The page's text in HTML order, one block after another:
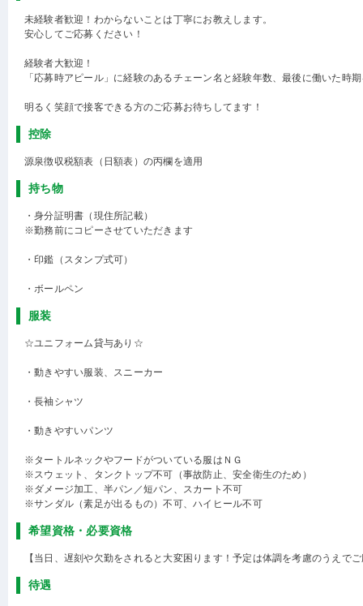
未経験者歓迎！わからないことは丁寧にお教えします。
安心してご応募ください！
経験者大歓迎！
「応募時アピール」に経験のあるチェーン名と経験年数、最後に働いた時
明るく笑顔で接客できる方のご応募お待ちしてます！
控除
源泉徴収税額表（日額表）の丙欄を適用
持ち物
・身分証明書（現住所記載）
※勤務前にコピーさせていただきます
・印鑑（スタンプ式可）
・ボールペン
服装
☆ユニフォーム貸与あり☆
・動きやすい服装、スニーカー
・長袖シャツ
・動きやすいパンツ
※タートルネックやフードがついている服はＮＧ
※スウェット、タンクトップ不可（事故防止、安全衛生のため）
※ダメージ加工、半パン／短パン、スカート不可
※サンダル（素足が出るもの）不可、ハイヒール不可
希望資格・必要資格
【当日、遅刻や欠勤をされると大変困ります！予定は体調を考慮のうえで
待遇